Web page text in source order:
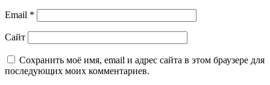
Email *
Сайт
Сохранить моё имя, email и адрес сайта в этом браузере для
последующих моих комментариев.